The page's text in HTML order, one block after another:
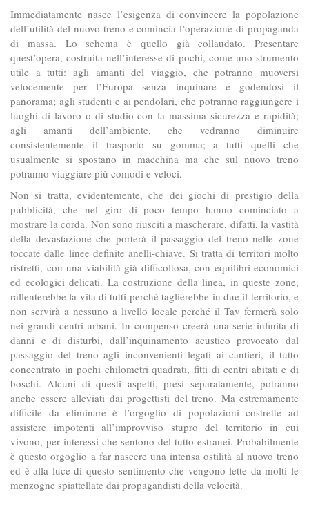
Immediatamente nasce l’esigenza di convincere la popolazione
dell’utilità del nuovo treno e comincia l’operazione di propaganda
di massa. Lo schema è quello già collaudato. Presentare
quest’opera, costruita nell’interesse di pochi, come uno strumento
utile a tutti: agli amanti del viaggio, che potranno muoversi
velocemente per l’Europa senza inquinare e godendosi il
panorama; agli studenti e ai pendolari, che potranno raggiungere i
luoghi di lavoro o di studio con la massima sicurezza e rapidità;
agli amanti dell’ambiente, che vedranno diminuire
consistentemente il trasporto su gomma; a tutti quelli che
usualmente si spostano in macchina ma che sul nuovo treno
potranno viaggiare più comodi e veloci.
Non si tratta, evidentemente, che dei giochi di prestigio della
pubblicità, che nel giro di poco tempo hanno cominciato a
mostrare la corda. Non sono riusciti a mascherare, difatti, la vastità
della devastazione che porterà il passaggio del treno nelle zone
toccate dalle linee definite anelli-chiave. Si tratta di territori molto
ristretti, con una viabilità già difficoltosa, con equilibri economici
ed ecologici delicati. La costruzione della linea, in queste zone,
rallenterebbe la vita di tutti perché taglierebbe in due il territorio, e
non servirà a nessuno a livello locale perché il Tav fermerà solo
nei grandi centri urbani. In compenso creerà una serie infinita di
danni e di disturbi, dall’inquinamento acustico provocato dal
passaggio del treno agli inconvenienti legati ai cantieri, il tutto
concentrato in pochi chilometri quadrati, fitti di centri abitati e di
boschi. Alcuni di questi aspetti, presi separatamente, potranno
anche essere alleviati dai progettisti del treno. Ma estremamente
difficile da eliminare è l’orgoglio di popolazioni costrette ad
assistere impotenti all’improvviso stupro del territorio in cui
vivono, per interessi che sentono del tutto estranei. Probabilmente
è questo orgoglio a far nascere una intensa ostilità al nuovo treno
ed è alla luce di questo sentimento che vengono lette da molti le
menzogne spiattellate dai propagandisti della velocità.